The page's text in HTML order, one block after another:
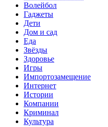
Волейбол
Гаджеты
Дети
Дом и сад
Еда
Звёзды
Здоровье
Игры
Импортозамещение
Интернет
Истории
Компании
Криминал
Культура